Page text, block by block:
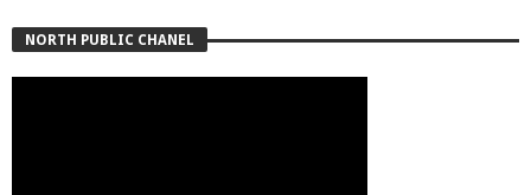
NORTH PUBLIC CHANEL